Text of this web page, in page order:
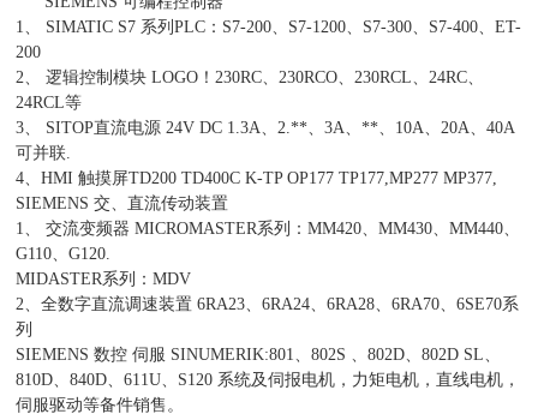
1、 SIMATIC S7 系列PLC：S7-200、S7-1200、S7-300、S7-400、ET-
200
2、 逻辑控制模块 LOGO！230RC、230RCO、230RCL、24RC、
24RCL等
3、 SITOP直流电源 24V DC 1.3A、2.**、3A、**、10A、20A、40A
可并联.
4、HMI 触摸屏TD200 TD400C K-TP OP177 TP177,MP277 MP377,
SIEMENS 交、直流传动装置
1、 交流变频器 MICROMASTER系列：MM420、MM430、MM440、
G110、G120.
MIDASTER系列：MDV
2、全数字直流调速装置 6RA23、6RA24、6RA28、6RA70、6SE70系
列
SIEMENS 数控 伺服 SINUMERIK:801、802S 、802D、802D SL、
810D、840D、611U、S120 系统及伺报电机，力矩电机，直线电机，
伺服驱动等备件销售。